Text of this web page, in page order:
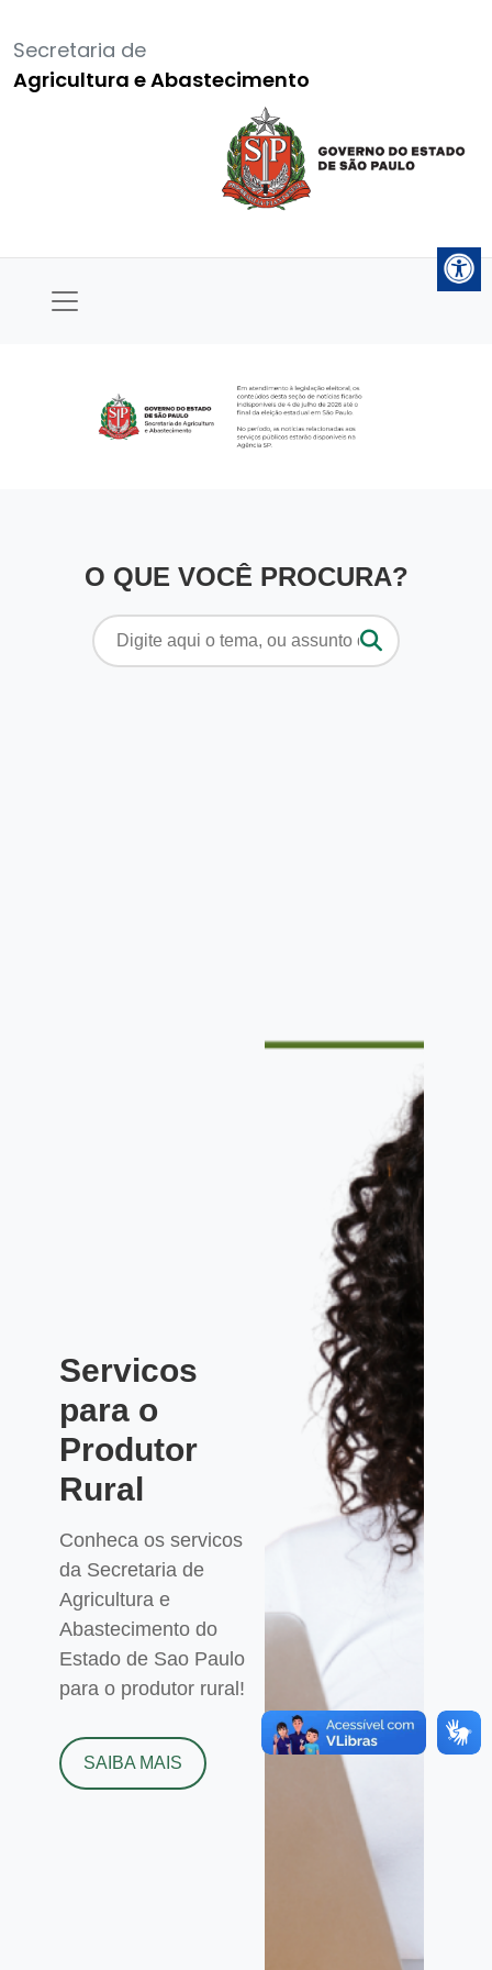
Secretaria de
Agricultura e Abastecimento
O QUE VOCÊ PROCURA?
Pesquisar
por:
Servicos
para o
Produtor
Rural
Conheca os servicos
da Secretaria de
Agricultura e
Abastecimento do
Estado de Sao Paulo
para o produtor rural!
SAIBA MAIS